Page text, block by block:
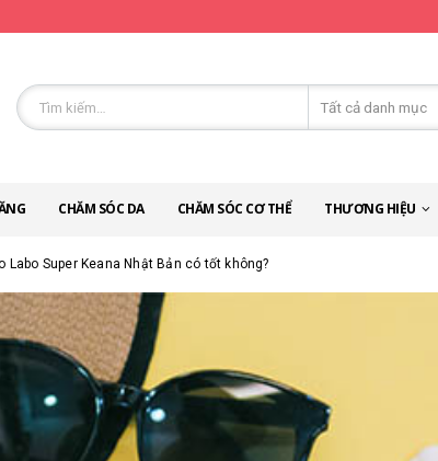
CHĂM SÓC DA CHĂM SÓC CƠ THỂ THƯƠNG HIỆU
Labo Super Keana Nhật Bản có tốt không?